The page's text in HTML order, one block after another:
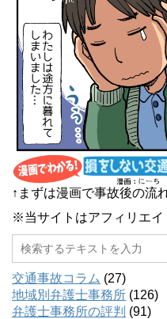
↑まずは漫画で事故後の流
※当サイトはアフィリエイ
交通事故コラム (27)
地域別弁護士事務所 (126)
弁護士事務所の評判 (91)